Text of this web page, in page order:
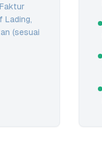
Lading,
(sesuai